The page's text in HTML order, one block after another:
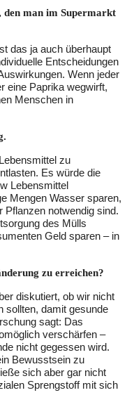
den man im Supermarkt
das ja auch überhaupt
Entscheidungen
Wenn jeder
eine Paprika wegwirft,
Menschen in
zu
Es würde die
Lebensmittel
Mengen Wasser sparen,
Pflanzen notwendig sind.
des Mülls
Geld sparen – in
zu erreichen?
diskutiert, ob wir nicht
sollten, damit gesunde
sagt: Das
verschärfen –
nicht gegessen wird.
Bewusstsein zu
sich aber gar nicht
Sprengstoff mit sich